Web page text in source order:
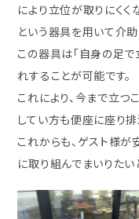
により立位が取りにくく
という器具を用いて介助
この器具は「自身の足で
れすることが可能です。
これにより、今まで立つ
してい方も便座に座り
これからも、ゲスト様
に取り組んでまいりたい